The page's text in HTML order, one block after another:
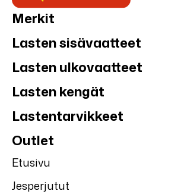
Merkit
Lasten sisävaatteet
Lasten ulkovaatteet
Lasten kengät
Lastentarvikkeet
Outlet
Etusivu
Jesperjutut